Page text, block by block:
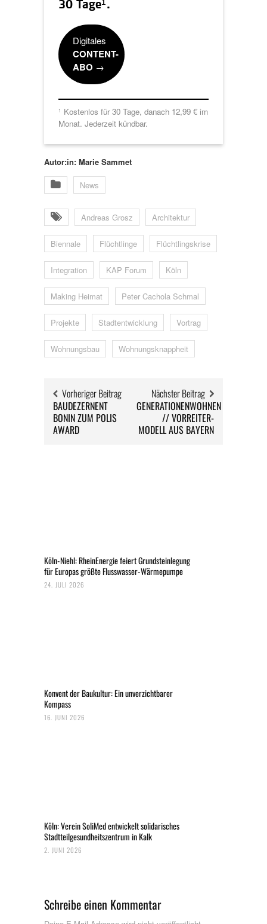
30 Tage1 .
Digitales
CONTENT-
ABO →
1 Kostenlos für 30 Tage, danach 12,99 € im
Monat. Jederzeit kündbar.
Autor:in: Marie Sammet
News
Andreas Grosz Architektur
Biennale Flüchtlinge Flüchtlingskrise
Integration KAP Forum Köln
Making Heimat Peter Cachola Schmal
Projekte Stadtentwicklung Vortrag
Wohnungsbau Wohnungsknappheit
Vorheriger Beitrag
BAUDEZERNENT
BONIN ZUM POLIS
AWARD
Nächster Beitrag
GENERATIONENWOHNEN
// VORREITER-
MODELL AUS BAYERN
Köln-Niehl: RheinEnergie feiert Grundsteinlegung
für Europas größte Flusswasser-Wärmepumpe
24. JULI 2026
Konvent der Baukultur: Ein unverzichtbarer
Kompass
16. JUNI 2026
Köln: Verein SoliMed entwickelt solidarisches
Stadtteilgesundheitszentrum in Kalk
2. JUNI 2026
Schreibe einen Kommentar